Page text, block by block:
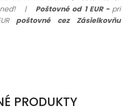
| Poštovné od 1 EUR - pri
poštovné cez Zásielkovňu
PRODUKTY